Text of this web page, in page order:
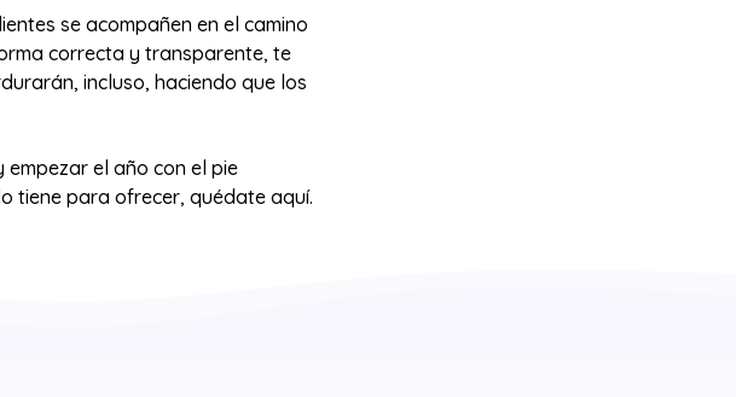
se acompañen en el camino
correcta y transparente, te
incluso, haciendo que los
el año con el pie
tiene para ofrecer, quédate aquí.